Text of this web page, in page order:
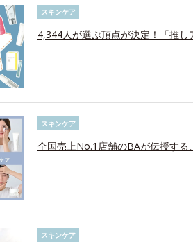
スキンケア
4,344人が選ぶ頂点が決定！「推
スキンケア
全国売上No.1店舗のBAが伝授する
スキンケア